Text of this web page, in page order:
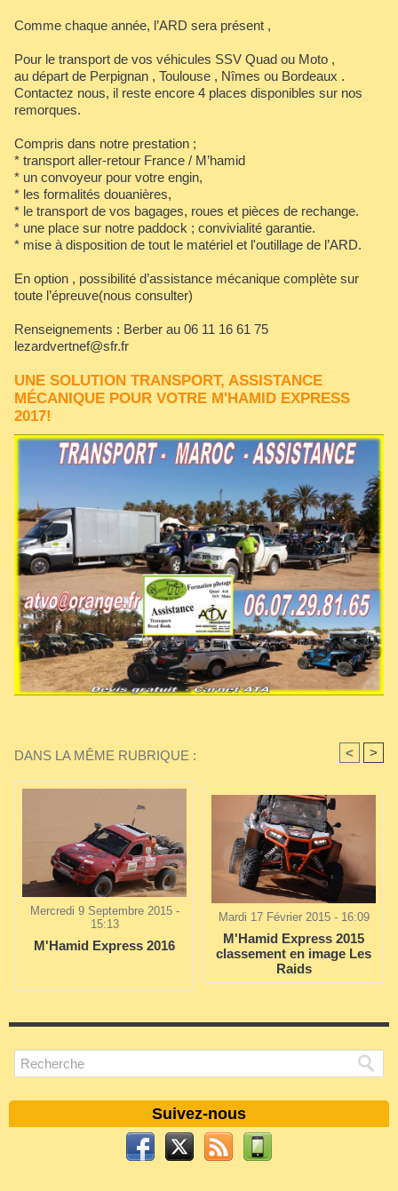
Comme chaque année, l’ARD sera présent ,
Pour le transport de vos véhicules SSV Quad ou Moto ,
au départ de Perpignan , Toulouse , Nîmes ou Bordeaux .
Contactez nous, il reste encore 4 places disponibles sur nos
remorques.
Compris dans notre prestation ;
* transport aller-retour France / M’hamid
* un convoyeur pour votre engin,
* les formalités douanières,
* le transport de vos bagages, roues et pièces de rechange.
* une place sur notre paddock ; convivialité garantie.
* mise à disposition de tout le matériel et l'outillage de l’ARD.
En option , possibilité d’assistance mécanique complète sur
toute l’épreuve(nous consulter)
Renseignements : Berber au 06 11 16 61 75
lezardvertnef@sfr.fr
UNE SOLUTION TRANSPORT, ASSISTANCE
MÉCANIQUE POUR VOTRE M'HAMID EXPRESS
2017!
DANS LA MÊME RUBRIQUE : < >
Mercredi 9 Septembre 2015 -
15:13
M'Hamid Express 2016
Mardi 17 Février 2015 - 16:09
M'Hamid Express 2015
classement en image Les
Raids
Suivez-nous